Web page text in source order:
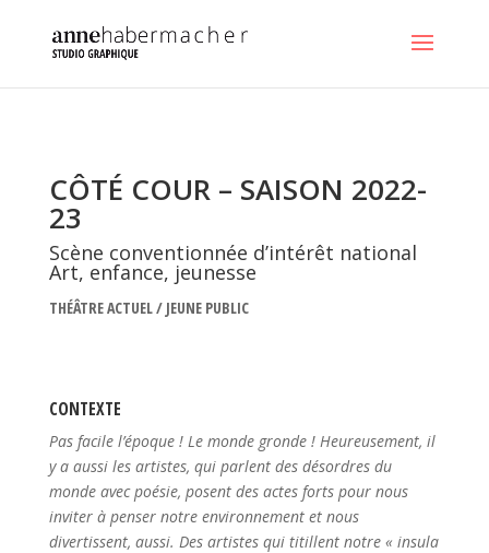
CÔTÉ COUR – SAISON 2022-
23
Scène conventionnée d’intérêt national
Art, enfance, jeunesse
THÉÂTRE ACTUEL / JEUNE PUBLIC
CONTEXTE
Pas facile l’époque ! Le monde gronde ! Heureusement, il
y a aussi les artistes, qui parlent des désordres du
monde avec poésie, posent des actes forts pour nous
inviter à penser notre environnement et nous
divertissent, aussi. Des artistes qui titillent notre « insula